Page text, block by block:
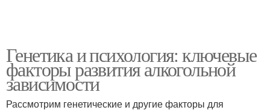
Генетика и психология: ключевые
факторы развития алкогольной
зависимости
Рассмотрим генетические и другие факторы для